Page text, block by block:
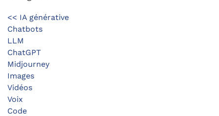
<< IA générative
Chatbots
LLM
ChatGPT
Midjourney
Images
Vidéos
Voix
Code